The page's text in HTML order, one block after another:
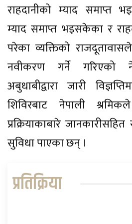
राहदानीको म्याद समाप्त
म्याद समाप्त भइसकेका र
परेका व्यक्तिको
नवीकरण गर्ने गरिएको
अबुधाबीद्वारा जारी
शिविरबाट नेपाली
प्रक्रियाकाबारे
सुविधा पाएका छन् ।
प्रतिक्रिया